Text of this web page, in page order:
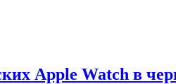
Apple Watch в